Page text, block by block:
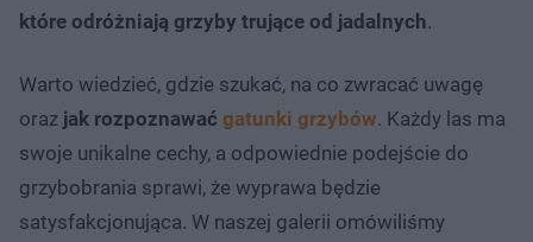
które odróżniają grzyby trujące od jadalnych.
Warto wiedzieć, gdzie szukać, na co zwracać uwagę
oraz jak rozpoznawać gatunki grzybów. Każdy las ma
swoje unikalne cechy, a odpowiednie podejście do
grzybobrania sprawi, że wyprawa będzie
satysfakcjonująca. W naszej galerii omówiliśmy